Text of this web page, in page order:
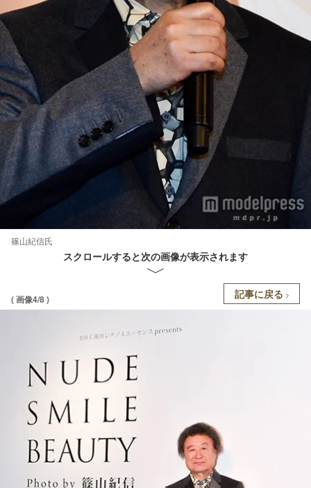
篠山紀信氏
スクロールすると次の画像が表示されます
( 画像4/8 ) 記事に戻る